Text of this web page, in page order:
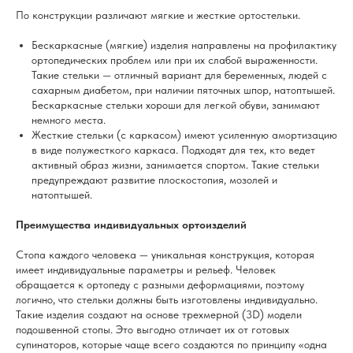
По конструкции различают мягкие и жесткие ортостельки.
Бескаркасные (мягкие) изделия направлены на профилактику
ортопедических проблем или при их слабой выраженности.
Такие стельки — отличный вариант для беременных, людей с
сахарным диабетом, при наличии пяточных шпор, натоптышей.
Бескаркасные стельки хороши для легкой обуви, занимают
немного места.
Жесткие стельки (с каркасом) имеют усиленную амортизацию
в виде полужесткого каркаса. Подходят для тех, кто ведет
активный образ жизни, занимается спортом. Такие стельки
предупреждают развитие плоскостопия, мозолей и
натоптышей.
Преимущества индивидуальных ортоизделий
Стопа каждого человека — уникальная конструкция, которая
имеет индивидуальные параметры и рельеф. Человек
обращается к ортопеду с разными деформациями, поэтому
логично, что стельки должны быть изготовлены индивидуально.
Такие изделия создают на основе трехмерной (3D) модели
подошвенной стопы. Это выгодно отличает их от готовых
супинаторов, которые чаще всего создаются по принципу «одна